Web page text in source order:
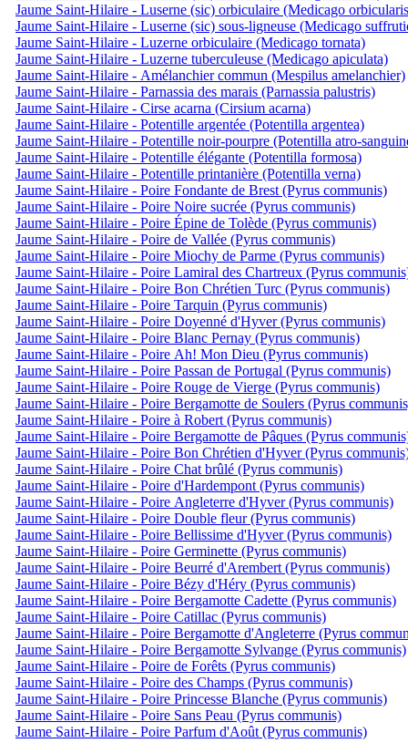
Jaume Saint-Hilaire - Luserne (sic) orbiculaire (Medicago
Jaume Saint-Hilaire - Luserne (sic) sous-ligneuse (Medicago
Jaume Saint-Hilaire - Luzerne orbiculaire (Medicago tornata)
Jaume Saint-Hilaire - Luzerne tuberculeuse (Medicago apiculata)
Jaume Saint-Hilaire - Amélanchier commun (Mespilus amelanchier)
Jaume Saint-Hilaire - Parnassia des marais (Parnassia palustris)
Jaume Saint-Hilaire - Cirse acarna (Cirsium acarna)
Jaume Saint-Hilaire - Potentille argentée (Potentilla argentea)
Jaume Saint-Hilaire - Potentille noir-pourpre (Potentilla atro-
Jaume Saint-Hilaire - Potentille élégante (Potentilla formosa)
Jaume Saint-Hilaire - Potentille printanière (Potentilla verna)
Jaume Saint-Hilaire - Poire Fondante de Brest (Pyrus communis)
Jaume Saint-Hilaire - Poire Noire sucrée (Pyrus communis)
Jaume Saint-Hilaire - Poire Épine de Tolède (Pyrus communis)
Jaume Saint-Hilaire - Poire de Vallée (Pyrus communis)
Jaume Saint-Hilaire - Poire Miochy de Parme (Pyrus communis)
Jaume Saint-Hilaire - Poire Lamiral des Chartreux (Pyrus
Jaume Saint-Hilaire - Poire Bon Chrétien Turc (Pyrus communis)
Jaume Saint-Hilaire - Poire Tarquin (Pyrus communis)
Jaume Saint-Hilaire - Poire Doyenné d'Hyver (Pyrus communis)
Jaume Saint-Hilaire - Poire Blanc Pernay (Pyrus communis)
Jaume Saint-Hilaire - Poire Ah! Mon Dieu (Pyrus communis)
Jaume Saint-Hilaire - Poire Passan de Portugal (Pyrus communis)
Jaume Saint-Hilaire - Poire Rouge de Vierge (Pyrus communis)
Jaume Saint-Hilaire - Poire Bergamotte de Soulers (Pyrus
Jaume Saint-Hilaire - Poire à Robert (Pyrus communis)
Jaume Saint-Hilaire - Poire Bergamotte de Pâques (Pyrus
Jaume Saint-Hilaire - Poire Bon Chrétien d'Hyver (Pyrus
Jaume Saint-Hilaire - Poire Chat brûlé (Pyrus communis)
Jaume Saint-Hilaire - Poire d'Hardempont (Pyrus communis)
Jaume Saint-Hilaire - Poire Angleterre d'Hyver (Pyrus communis)
Jaume Saint-Hilaire - Poire Double fleur (Pyrus communis)
Jaume Saint-Hilaire - Poire Bellissime d'Hyver (Pyrus communis)
Jaume Saint-Hilaire - Poire Germinette (Pyrus communis)
Jaume Saint-Hilaire - Poire Beurré d'Arembert (Pyrus communis)
Jaume Saint-Hilaire - Poire Bézy d'Héry (Pyrus communis)
Jaume Saint-Hilaire - Poire Bergamotte Cadette (Pyrus communis)
Jaume Saint-Hilaire - Poire Catillac (Pyrus communis)
Jaume Saint-Hilaire - Poire Bergamotte d'Angleterre (Pyrus
Jaume Saint-Hilaire - Poire Bergamotte Sylvange (Pyrus communis)
Jaume Saint-Hilaire - Poire de Forêts (Pyrus communis)
Jaume Saint-Hilaire - Poire des Champs (Pyrus communis)
Jaume Saint-Hilaire - Poire Princesse Blanche (Pyrus communis)
Jaume Saint-Hilaire - Poire Sans Peau (Pyrus communis)
Jaume Saint-Hilaire - Poire Parfum d'Août (Pyrus communis)